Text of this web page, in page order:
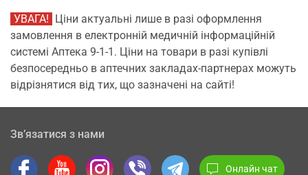
УВАГА! Ціни актуальні лише в разі оформлення
замовлення в електронній медичній інформаційній
системі Аптека 9-1-1. Ціни на товари в разі купівлі
безпосередньо в аптечних закладах-партнерах можуть
відрізнятися від тих, що зазначені на сайті!
Зв’язатися з нами
Онлайн чат